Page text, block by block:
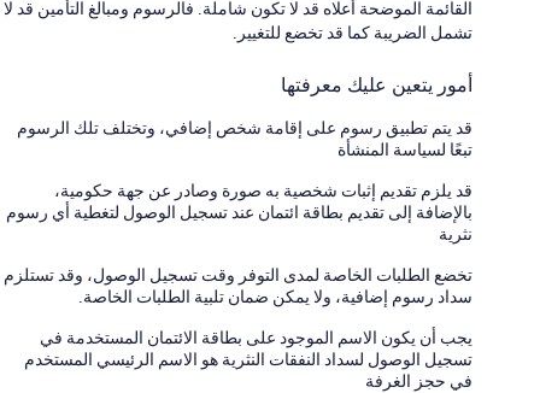
القائمة الموضحة أعلاه قد لا تكون شاملة. فالرسوم ومبالغ التأمين قد لا
تشمل الضريبة كما قد تخضع للتغيير.
أمور يتعين عليك معرفتها
قد يتم تطبيق رسوم على إقامة شخص إضافي، وتختلف تلك الرسوم
تبعًا لسياسة المنشأة
قد يلزم تقديم إثبات شخصية به صورة وصادر عن جهة حكومية،
بالإضافة إلى تقديم بطاقة ائتمان عند تسجيل الوصول لتغطية أي رسوم
نثرية
تخضع الطلبات الخاصة لمدى التوفر وقت تسجيل الوصول، وقد تستلزم
سداد رسوم إضافية، ولا يمكن ضمان تلبية الطلبات الخاصة.
يجب أن يكون الاسم الموجود على بطاقة الائتمان المستخدمة في
تسجيل الوصول لسداد النفقات النثرية هو الاسم الرئيسي المستخدم
في حجز الغرفة